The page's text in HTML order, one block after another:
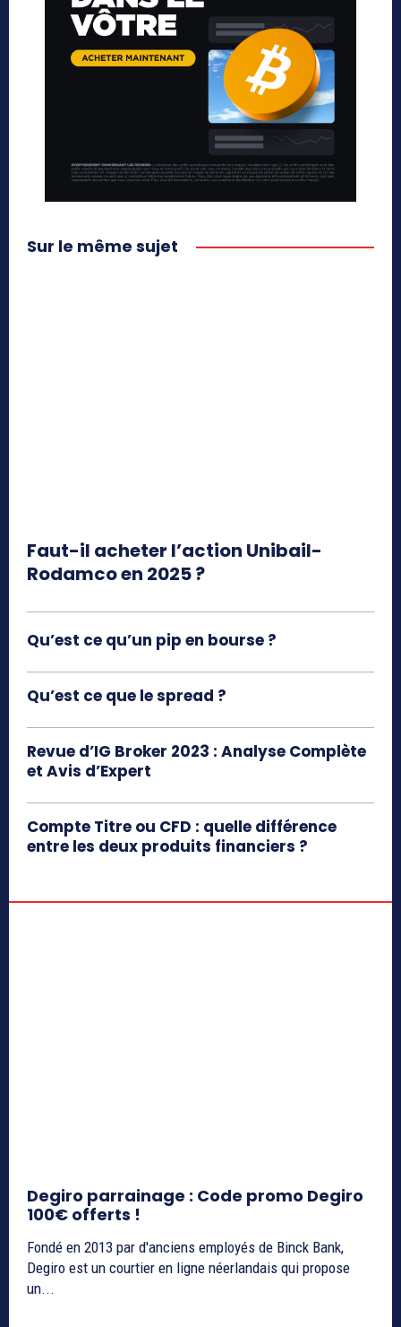
Sur le même sujet
Faut-il acheter l’action Unibail-
Rodamco en 2025 ?
Qu’est ce qu’un pip en bourse ?
Qu’est ce que le spread ?
Revue d’IG Broker 2023 : Analyse Complète
et Avis d’Expert
Compte Titre ou CFD : quelle différence
entre les deux produits financiers ?
Degiro parrainage : Code promo Degiro
100€ offerts !
Fondé en 2013 par d'anciens employés de Binck Bank,
Degiro est un courtier en ligne néerlandais qui propose
un...